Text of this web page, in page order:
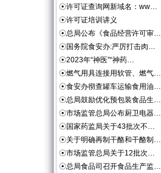
☉许可证查询网新域名：ww…
☉许可证培训讲义
☉总局公布《食品经营许可审…
☉国务院食安办:严厉打击肉…
☉2023年“神医”“神药…
☉燃气用具连接用软管、燃气…
☉食安办彻查罐车运输食用油…
☉总局鼓励优化预包装食品生…
☉市场监管总局公布厨卫电器…
☉国家药监局关于43批次不…
☉关于明确再制干酪和干酪制…
☉市场监管总局关于12批次…
☉总局食品司召开食品生产监…